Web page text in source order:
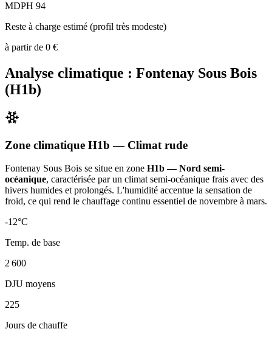
MDPH 94
Reste à charge estimé (profil très modeste)
à partir de 0 €
Analyse climatique : Fontenay Sous Bois
(H1b)
Zone climatique H1b — Climat rude
Fontenay Sous Bois se situe en zone H1b — Nord semi-
océanique, caractérisée par un climat semi-océanique frais avec des
hivers humides et prolongés. L'humidité accentue la sensation de
froid, ce qui rend le chauffage continu essentiel de novembre à mars.
-12°C
Temp. de base
2 600
DJU moyens
225
Jours de chauffe